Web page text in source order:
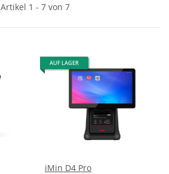
Artikel 1 - 7 von 7
AUF LAGER
iMin D4 Pro